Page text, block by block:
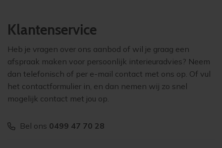
Klantenservice
Heb je vragen over ons aanbod of wil je graag een
afspraak maken voor persoonlijk interieuradvies? Neem
dan telefonisch of per e-mail contact met ons op. Of vul
het contactformulier in, en dan nemen wij zo snel
mogelijk contact met jou op.
Bel ons 0499 47 70 28